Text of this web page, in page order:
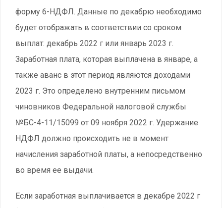
форму 6-НДФЛ. Данные по декабрю необходимо
будет отображать в соответствии со сроком
выплат: декабрь 2022 г или январь 2023 г.
Заработная плата, которая выплачена в январе, а
также аванс в этот период являются доходами
2023 г. Это определено внутренним письмом
чиновников Федеральной налоговой службы
№БС-4-11/15099 от 09 ноября 2022 г. Удержание
НДФЛ должно происходить не в момент
начисления заработной платы, а непосредственно
во время ее выдачи.
Если заработная выплачивается в декабре 2022 г